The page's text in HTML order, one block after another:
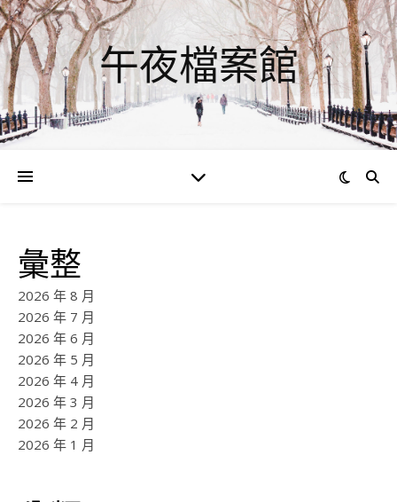
午夜檔案館
彙整
2026 年 8 月
2026 年 7 月
2026 年 6 月
2026 年 5 月
2026 年 4 月
2026 年 3 月
2026 年 2 月
2026 年 1 月